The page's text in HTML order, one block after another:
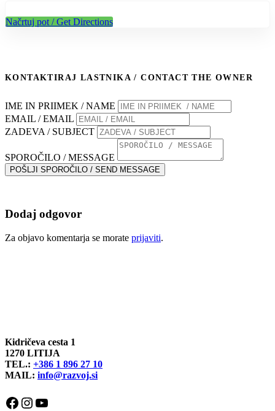
Načrtuj pot / Get Directions
KONTAKTIRAJ LASTNIKA / CONTACT THE OWNER
IME IN PRIIMEK / NAME
EMAIL / EMAIL
ZADEVA / SUBJECT
SPOROČILO / MESSAGE
POŠLJI SPOROČILO / SEND MESSAGE
Dodaj odgovor
Za objavo komentarja se morate prijaviti.
Kidričeva cesta 1
1270 LITIJA
TEL.: +386 1 896 27 10
MAIL: info@razvoj.si
Facebook
Instagram
YouTube